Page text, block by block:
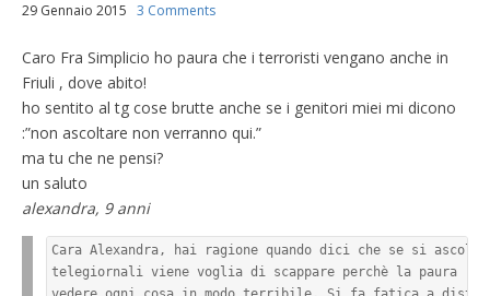
29 Gennaio 2015 3 Comments
Caro Fra Simplicio ho paura che i terroristi vengano anche in
Friuli , dove abito!
ho sentito al tg cose brutte anche se i genitori miei mi dicono
:”non ascoltare non verranno qui.”
ma tu che ne pensi?
un saluto
alexandra, 9 anni
Cara Alexandra, hai ragione quando dici che se si
telegiornali viene voglia di scappare perchè la paura